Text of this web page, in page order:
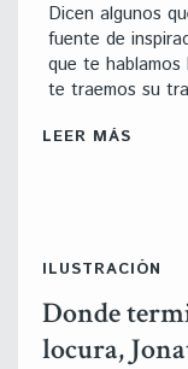
Dicen algunos
fuente de
que te
te traemos su
LEER MÁS
ILUSTRACIÓN
Donde
locura,